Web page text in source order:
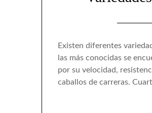
Existen diferentes
las más conocidas se
por su velocidad,
caballos de carreras.